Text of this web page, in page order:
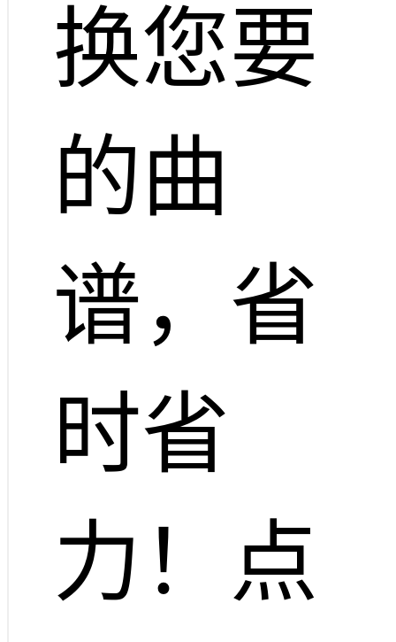
换您要
的曲
谱，省
时省
力！点